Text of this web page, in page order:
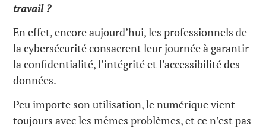
travail ?
En effet, encore aujourd’hui, les professionnels de
la cybersécurité consacrent leur journée à garantir
la confidentialité, l’intégrité et l’accessibilité des
données.
Peu importe son utilisation, le numérique vient
toujours avec les mêmes problèmes, et ce n’est pas